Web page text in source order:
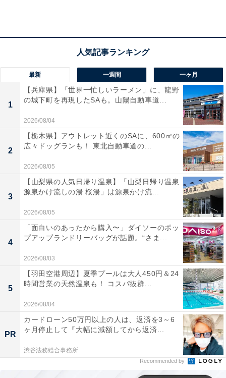
チュームベアー」です。つぶらな瞳がすごく可愛くて、
思わず手に取ってしまいました。そして買い物かごへ。
毛はふわふわ
ふわふわした毛並みで、頭を撫でたくなってしまいま
す。
最新 一週間 一ヶ月
1
【兵庫県】「世界一忙しいラーメン」に、龍野
の城下町を再現したSAも。山陽自動車道...
2026/08/04
2
【栃木県】アウトレット近くのSAに、600㎡の
広々ドッグランも！ 東北自動車道の...
2026/08/05
3
【山梨県の人気日帰り温泉】「山梨日帰り温泉
源泉かけ流しの湯 桜湯」は源泉かけ流...
2026/08/05
4
「面白いのあったから購入〜」ダイソーのポッ
プアップランドリーバッグが話題。“さま...
2026/08/03
5
【羽田空港周辺】夏季プールは大人450円＆24
時間営業の天然温泉も！ コスパ抜群...
2026/08/04
PR
カードローン50万円以上の人は、返済を3～6
ヶ月停止して『大幅に減額してから返済...
渋谷法務総合事務所
Recommended by